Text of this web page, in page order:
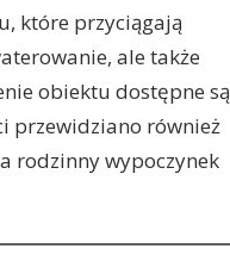
które przyciągają
ale także
obiektu dostępne są
przewidziano również
rodzinny wypoczynek